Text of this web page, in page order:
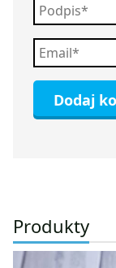
Produkty